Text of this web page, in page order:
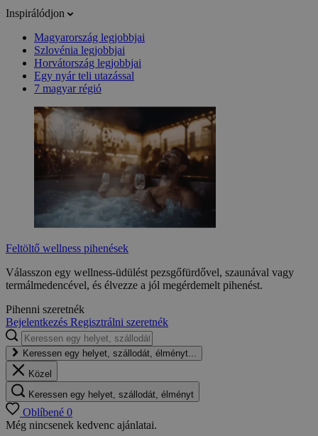
Inspirálódjon
Magyarország legjobbjai
Szlovénia legjobbjai
Horvátország legjobbjai
Egy nyár teli utazással
7 magyar régió
Feltöltő wellness pihenések
Válasszon egy wellness-üdülést pezsgőfürdővel, szaunával vagy
termálmedencével, és élvezze a jól megérdemelt pihenést.
Pihenni szeretnék
Bejelentkezés Regisztrálni szeretnék
Keressen egy helyet, szállodát, élményt...
Közel
Keressen egy helyet, szállodát, élményt
Oblíbené 0
Még nincsenek kedvenc ajánlatai.